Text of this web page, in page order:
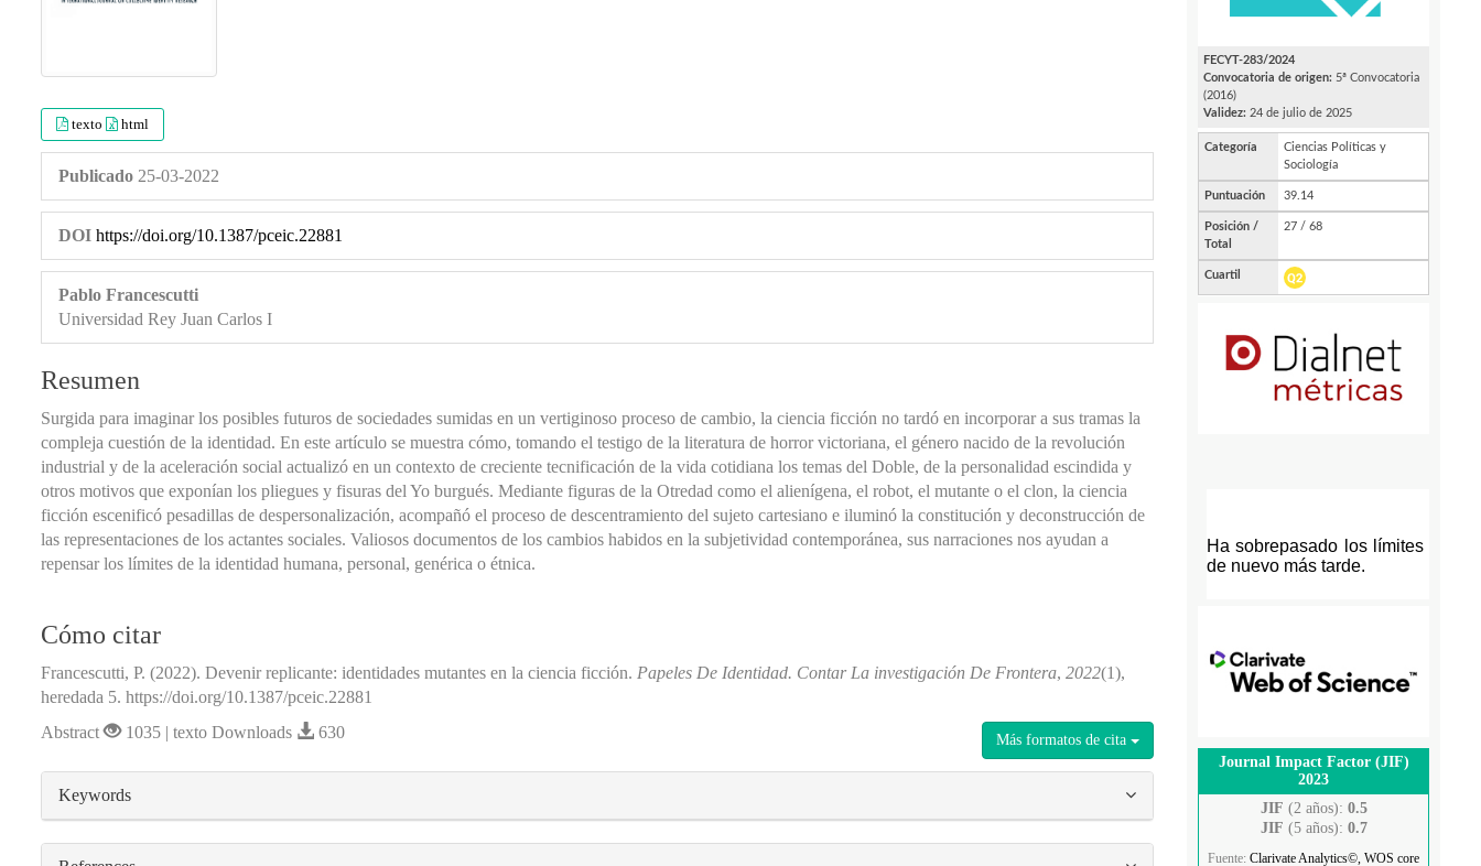
texto html
Publicado 25-03-2022
DOI https://doi.org/10.1387/pceic.22881
Pablo Francescutti
Universidad Rey Juan Carlos I
Resumen
Surgida para imaginar los posibles futuros de sociedades sumidas en un vertiginoso proceso de cambio, la ciencia ficción no tardó en incorporar a sus tramas la
compleja cuestión de la identidad. En este artículo se muestra cómo, tomando el testigo de la literatura de horror victoriana, el género nacido de la revolución
industrial y de la aceleración social actualizó en un contexto de creciente tecnificación de la vida cotidiana los temas del Doble, de la personalidad escindida y
otros motivos que exponían los pliegues y fisuras del Yo burgués. Mediante figuras de la Otredad como el alienígena, el robot, el mutante o el clon, la ciencia
ficción escenificó pesadillas de despersonalización, acompañó el proceso de descentramiento del sujeto cartesiano e iluminó la constitución y deconstrucción de
las representaciones de los actantes sociales. Valiosos documentos de los cambios habidos en la subjetividad contemporánea, sus narraciones nos ayudan a
repensar los límites de la identidad humana, personal, genérica o étnica.
Cómo citar
Francescutti, P. (2022). Devenir replicante: identidades mutantes en la ciencia ficción. Papeles De Identidad. Contar La investigación De Frontera, 2022(1),
heredada 5. https://doi.org/10.1387/pceic.22881
Más formatos de cita
Abstract 1035 | texto Downloads 630
##plugins.themes.bootstrap3.article.details##
Keywords
Journal Impact Factor (JIF)
2023
JIF (2 años): 0.5
JIF (5 años): 0.7
Fuente: Clarivate Analytics©, WOS core